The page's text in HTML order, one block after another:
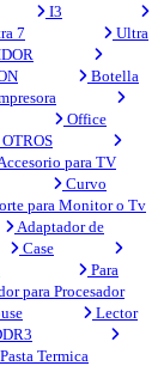
I3
7
Ultra
Botella
Office
OTROS
para TV
Curvo
para Monitor o Tv
Adaptador de
Case
Para
para Procesador
Lector
Pasta Termica